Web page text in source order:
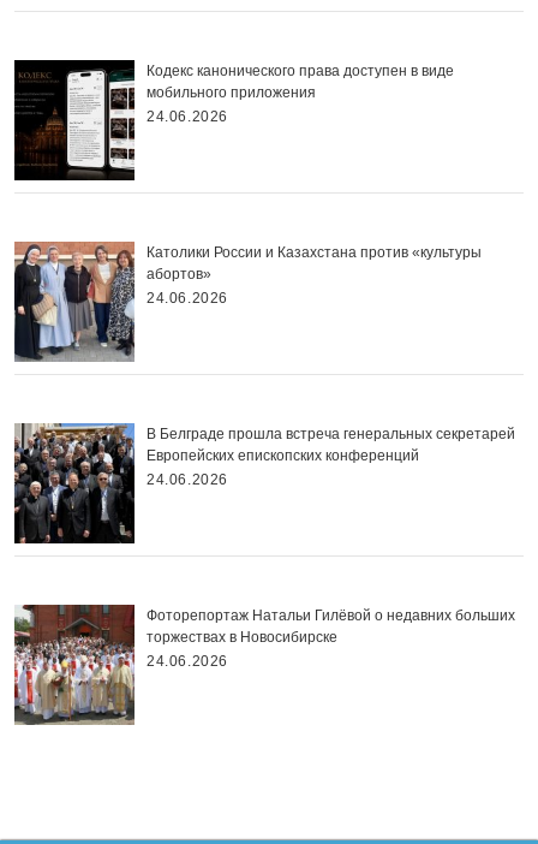
Кодекс канонического права доступен в виде
мобильного приложения
24.06.2026
Католики России и Казахстана против «культуры
абортов»
24.06.2026
В Белграде прошла встреча генеральных секретарей
Европейских епископских конференций
24.06.2026
Фоторепортаж Натальи Гилёвой о недавних больших
торжествах в Новосибирске
24.06.2026